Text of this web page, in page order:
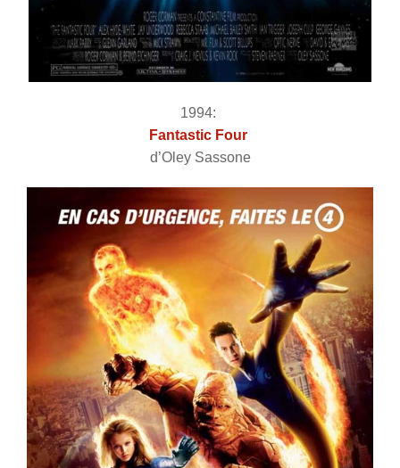
1994:
Fantastic Four
d’Oley Sassone